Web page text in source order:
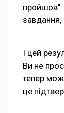
пройшов".
завдання,
І цей
Ви не
тепер
це